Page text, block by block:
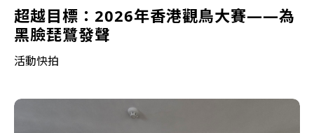
超越目標：2026年香港觀鳥大賽——為
黑臉琵鷺發聲
活動快拍